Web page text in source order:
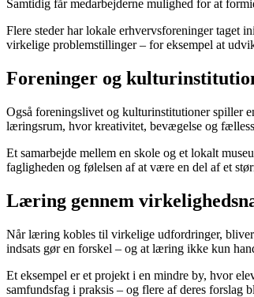
Samtidig får medarbejderne mulighed for at
Flere steder har lokale erhvervsforeninger taget
virkelige problemstillinger – for eksempel at
Foreninger og
Også foreningslivet og kulturinstitutioner spiller
læringsrum, hvor kreativitet, bevægelse og
Et samarbejde mellem en skole og et lokalt
fagligheden og følelsen af at være en del af et
Læring gennem
Når læring kobles til virkelige udfordringer, bliver
indsats gør en forskel – og at læring ikke kun
Et eksempel er et projekt i en mindre by, hvor
samfundsfag i praksis – og flere af deres forslag